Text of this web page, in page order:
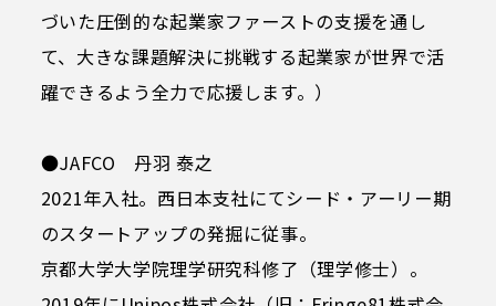
づいた圧倒的な起業家ファーストの支援を通し
て、大きな課題解決に挑戦する起業家が世界で活
躍できるよう全力で応援します。）
●JAFCO 丹羽 泰之
2021年入社。西日本支社にてシード・アーリー期
のスタートアップの発掘に従事。
京都大学大学院理学研究科修了（理学修士）。